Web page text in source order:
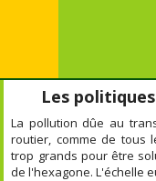
Les
La pollution dûe au
routier, comme de tous
trop grands pour être
de l'hexagone. L'échelle